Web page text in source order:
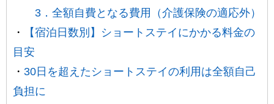
3．全額自費となる費用（介護保険の適応外）
・
【宿泊日数別】ショートステイにかかる料金の
目安
・ 30日を超えたショートステイの利用は全額自己
負担に